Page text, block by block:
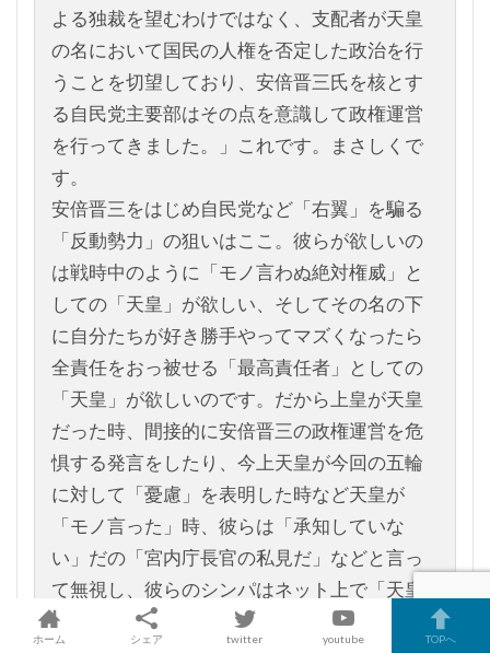
よる独裁を望むわけではなく、支配者が天皇
の名において国民の人権を否定した政治を行
うことを切望しており、安倍晋三氏を核とす
る自民党主要部はその点を意識して政権運営
を行ってきました。」これです。まさしくで
す。
安倍晋三をはじめ自民党など「右翼」を騙る
「反動勢力」の狙いはここ。彼らが欲しいの
は戦時中のように「モノ言わぬ絶対権威」と
しての「天皇」が欲しい、そしてその名の下
に自分たちが好き勝手やってマズくなったら
全責任をおっ被せる「最高責任者」としての
「天皇」が欲しいのです。だから上皇が天皇
だった時、間接的に安倍晋三の政権運営を危
惧する発言をしたり、今上天皇が今回の五輪
に対して「憂慮」を表明した時など天皇が
「モノ言った」時、彼らは「承知していな
い」だの「宮内庁長官の私見だ」などと言っ
て無視し、彼らのシンパはネット上で「天皇
は反日」「天皇は左翼」などと騒ぐ。
ホーム シェア twitter youtube TOPへ